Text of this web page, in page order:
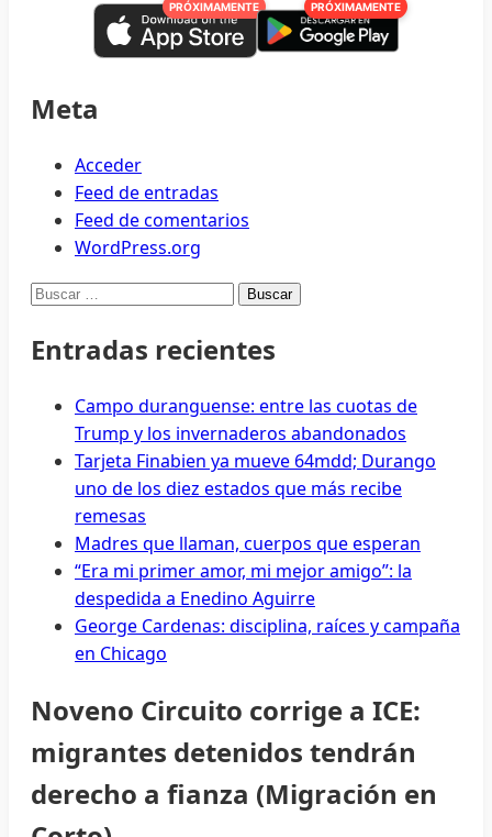
PRÓXIMAMENTE PRÓXIMAMENTE
Meta
Acceder
Feed de entradas
Feed de comentarios
WordPress.org
Buscar:
Entradas recientes
Campo duranguense: entre las cuotas de
Trump y los invernaderos abandonados
Tarjeta Finabien ya mueve 64mdd; Durango
uno de los diez estados que más recibe
remesas
Madres que llaman, cuerpos que esperan
“Era mi primer amor, mi mejor amigo”: la
despedida a Enedino Aguirre
George Cardenas: disciplina, raíces y campaña
en Chicago
Noveno Circuito corrige a ICE:
migrantes detenidos tendrán
derecho a fianza (Migración en